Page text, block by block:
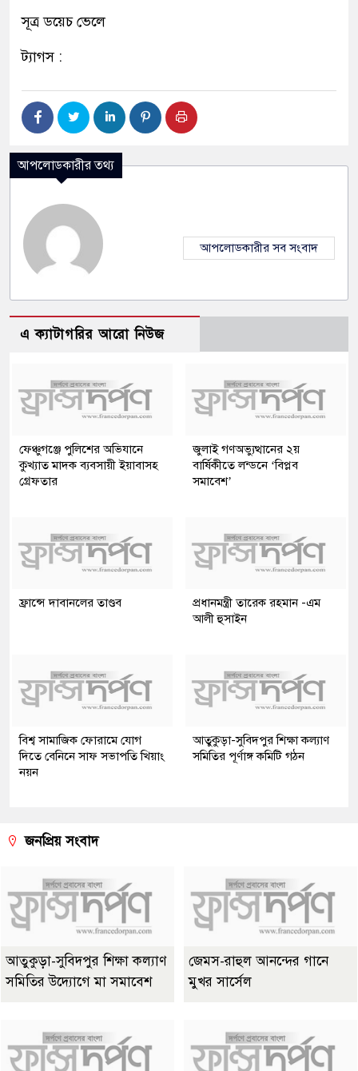
সূত্র ডয়েচ ভেলে
ট্যাগস :
আপলোডকারীর তথ্য
আপলোডকারীর সব সংবাদ
এ ক্যাটাগরির আরো নিউজ
ফেঞ্চুগঞ্জে পুলিশের অভিযানে
কুখ্যাত মাদক ব্যবসায়ী ইয়াবাসহ
গ্রেফতার
জুলাই গণঅভ্যুত্থানের ২য়
বার্ষিকীতে লন্ডনে ‘বিপ্লব
সমাবেশ’
ফ্রান্সে দাবানলের তাণ্ডব
প্রধানমন্ত্রী তারেক রহমান -এম
আলী হুসাইন
বিশ্ব সামাজিক ফোরামে যোগ
দিতে বেনিনে সাফ সভাপতি খিয়াং
নয়ন
আতুকুড়া-সুবিদপুর শিক্ষা কল্যাণ
সমিতির পূর্ণাঙ্গ কমিটি গঠন
জনপ্রিয় সংবাদ
আতুকুড়া-সুবিদপুর শিক্ষা কল্যাণ
সমিতির উদ্যোগে মা সমাবেশ
জেমস-রাহুল আনন্দের গানে
মুখর সার্সেল